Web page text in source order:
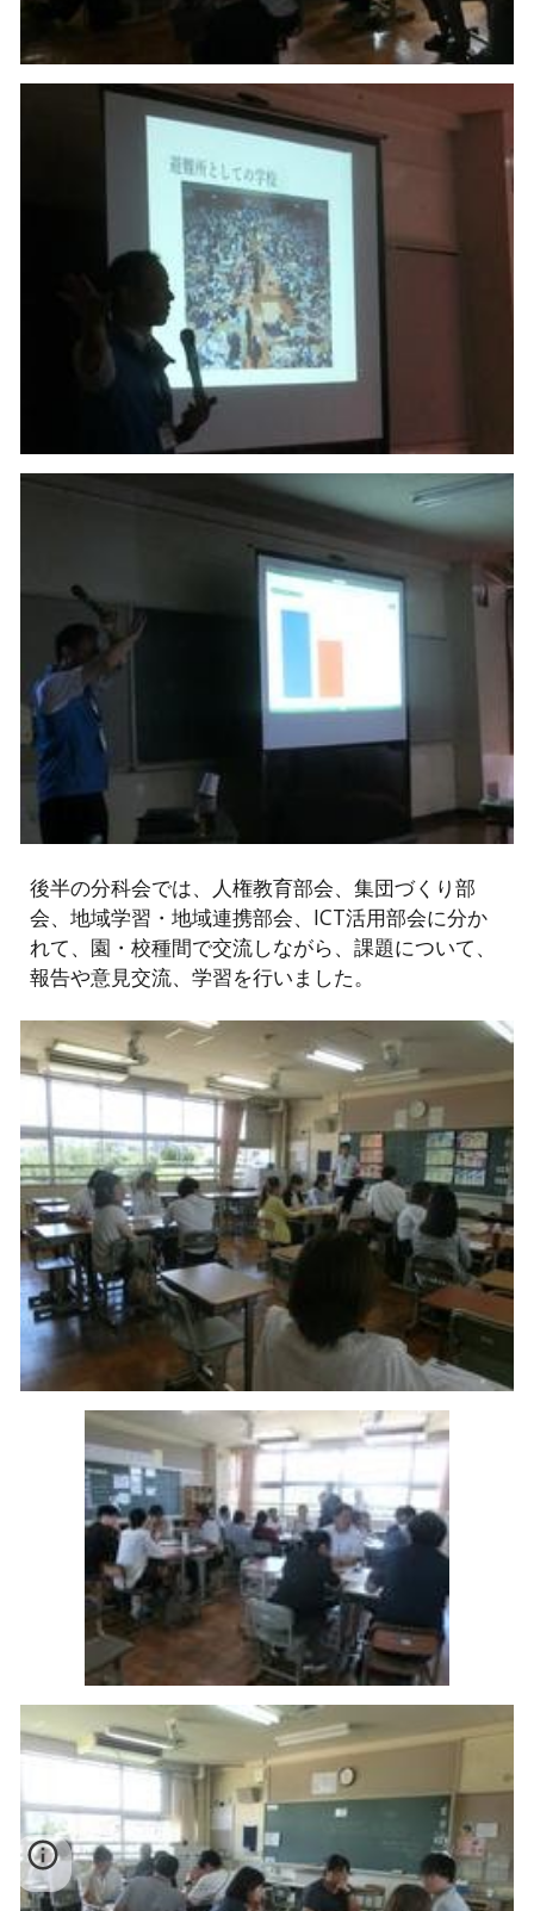
後半の分科会では、人権教育部会、集団づくり部
会、地域学習・地域連携部会、ICT活用部会に分か
れて、園・校種間で交流しながら、課題について、
報告や意見交流、学習を行いました。